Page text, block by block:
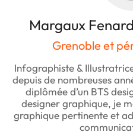
Margaux Fenard
Grenoble et
Infographiste &
depuis de nombreuses
diplômée d’un BTS
designer graphique, je
graphique pertinente et